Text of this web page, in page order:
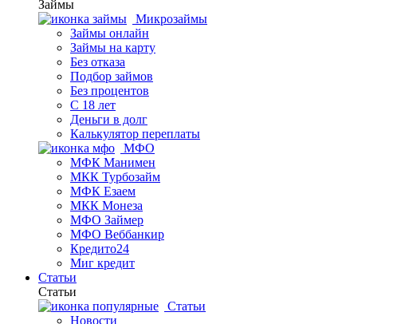
Займы
Микрозаймы
Займы онлайн
Займы на карту
Без отказа
Подбор займов
Без процентов
С 18 лет
Деньги в долг
Калькулятор переплаты
МФО
МФК Манимен
МКК Турбозайм
МФК Езаем
МКК Монеза
МФО Займер
МФО Веббанкир
Кредито24
Миг кредит
Статьи
Статьи
Статьи
Новости